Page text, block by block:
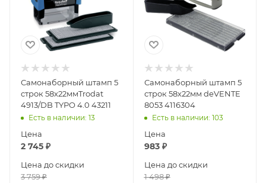
Самонаборный штамп 5
строк 58х22ммTrodat
4913/DB TYPO 4.0 43211
Есть в наличии: 13
Цена
2 745 ₽
Цена до скидки
3 759₽
Самонаборный штамп 5
строк 58х22мм deVENTE
8053 4116304
Есть в наличии: 103
Цена
983₽
Цена до скидки
1 498₽